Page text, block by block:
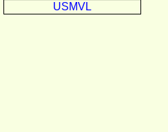
USMVL